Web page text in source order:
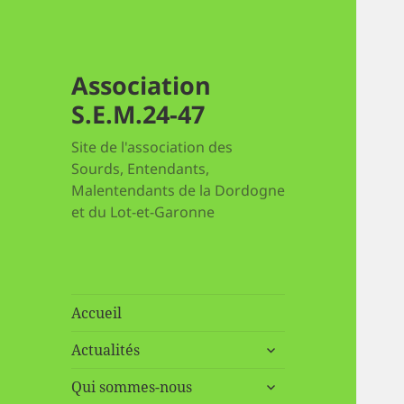
Association
S.E.M.24-47
Site de l'association des
Sourds, Entendants,
Malentendants de la Dordogne
et du Lot-et-Garonne
Accueil
Actualités
ouvrir
sous-
Qui sommes-nous
ouvrir